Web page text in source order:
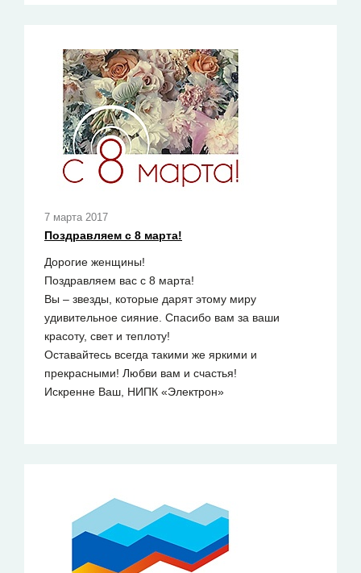
7 марта 2017
Поздравляем с 8 марта!
Дорогие женщины!
Поздравляем вас с 8 марта!
Вы – звезды, которые дарят этому миру
удивительное сияние. Спасибо вам за ваши
красоту, свет и теплоту!
Оставайтесь всегда такими же яркими и
прекрасными! Любви вам и счастья!
Искренне Ваш, НИПК «Электрон»